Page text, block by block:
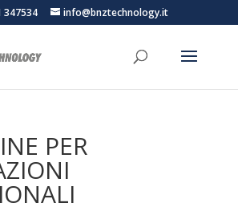
347534 info@bnztechnology.it
PER